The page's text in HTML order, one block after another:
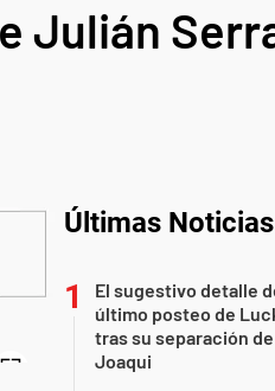
Julián
Últimas Noticias
El sugestivo detalle
último posteo de
tras su separación
Joaqui